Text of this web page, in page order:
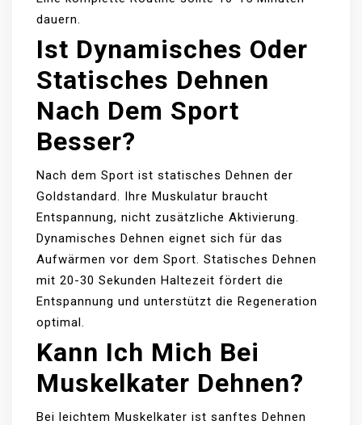
dauern.
Ist Dynamisches Oder
Statisches Dehnen
Nach Dem Sport
Besser?
Nach dem Sport ist statisches Dehnen der
Goldstandard. Ihre Muskulatur braucht
Entspannung, nicht zusätzliche Aktivierung.
Dynamisches Dehnen eignet sich für das
Aufwärmen vor dem Sport. Statisches Dehnen
mit 20-30 Sekunden Haltezeit fördert die
Entspannung und unterstützt die Regeneration
optimal.
Kann Ich Mich Bei
Muskelkater Dehnen?
Bei leichtem Muskelkater ist sanftes Dehnen